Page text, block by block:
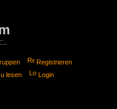
Registrieren
lesen Login